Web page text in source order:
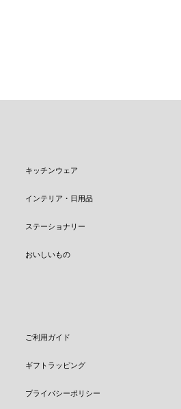
キッチンウェア
インテリア・日用品
ステーショナリー
おいしいもの
ご利用ガイド
ギフトラッピング
プライバシーポリシー